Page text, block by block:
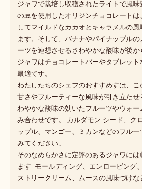
ジャワで栽培し収穫されたライトで風
の豆を使用したオリジンチョコレートは
してマイルドなカカオとキャラメルの
ます。そして、バナナやパイナップル
ーツを連想させるさわやかな酸味が後か
ジャワはチョコレートバーやタブレット
最適です。
わたしたちのシェフのおすすめすは、
甘さやフルーティーな風味が引き立たせ
わやかな酸味の効いたフルーツやウォー
み合わせです。 カルダモン シード、ク
ップル、マンゴー、ミカンなどのフル
みてください。
そのなめらかさに定評のあるジャワには
ます: モールディング、エンロービング
ストリークリーム、ムースの風味づけな